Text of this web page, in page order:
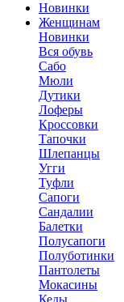
Новинки
Женщинам
Новинки
Вся обувь
Сабо
Мюли
Дутики
Лоферы
Кроссовки
Тапочки
Шлепанцы
Угги
Туфли
Сапоги
Сандалии
Балетки
Полусапоги
Полуботинки
Пантолеты
Мокасины
Кеды